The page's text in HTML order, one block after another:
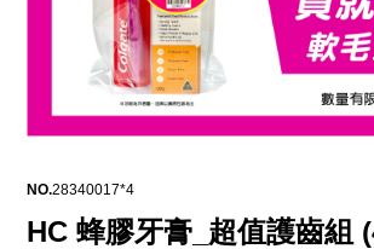
NO.28340017*4
HC 蜂膠牙膏_超值護齒組